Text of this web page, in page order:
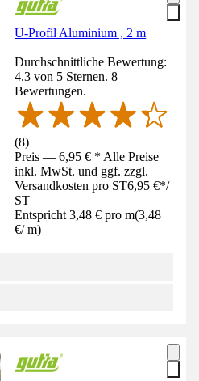
U-Profil Aluminium , 2 m
Durchschnittliche Bewertung:
4.3 von 5 Sternen. 8
Bewertungen.
(8)
Preis — 6,95 € * Alle Preise
inkl. MwSt. und ggf. zzgl.
Versandkosten pro ST6,95 €*/
ST
Entspricht 3,48 € pro m(3,48
€/ m)